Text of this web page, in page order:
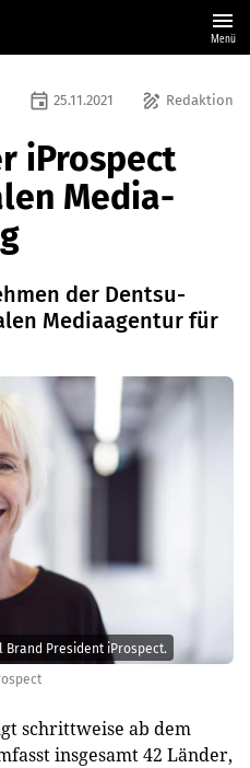
menu
Menü
Brand President iProspect.
draw Redaktion
event 25.11.2021
iProspect
Media-
der Dentsu-
Mediaagentur für
schrittweise ab dem
insgesamt 42 Länder,